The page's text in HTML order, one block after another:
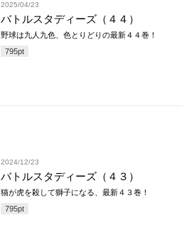
2025/04/23
バトルスタディーズ（４４）
野球は九人九色、色とりどりの最新４４巻！
795pt
2024/12/23
バトルスタディーズ（４３）
猫が虎を殺して獅子になる、最新４３巻！
795pt